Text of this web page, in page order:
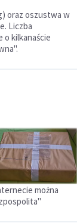
oraz oszustwa w
Liczba
kilkanaście
można